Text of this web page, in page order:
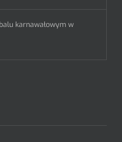
karnawałowym w